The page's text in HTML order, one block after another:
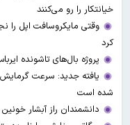
خیانتکار را رو می‌کنند
وقتی مایکروسافت اپل را
کرد
پروژه بال‌های تاشونده
یافته جدید: سرعت گرمایش
شده است
دانشمندان راز آبشار